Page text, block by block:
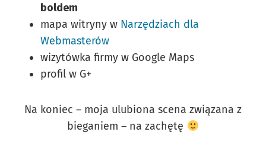
boldem
mapa witryny w Narzędziach dla
Webmasterów
wizytówka firmy w Google Maps
profil w G+
Na koniec – moja ulubiona scena związana z
bieganiem – na zachętę